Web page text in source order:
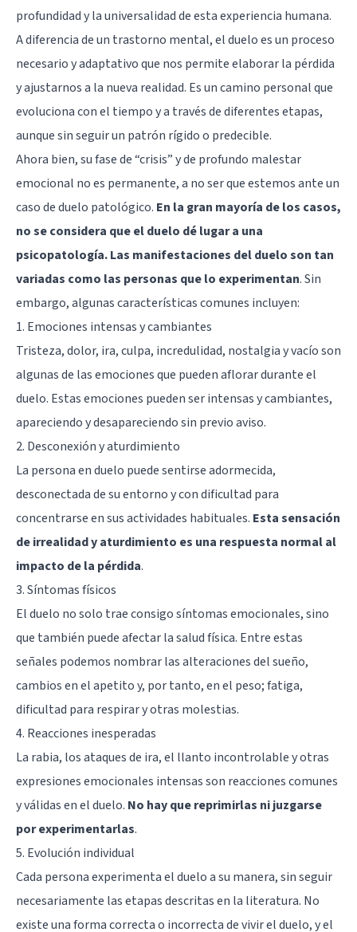
profundidad y la universalidad de esta experiencia humana.
A diferencia de un trastorno mental, el duelo es un proceso
necesario y adaptativo que nos permite elaborar la pérdida
y ajustarnos a la nueva realidad. Es un camino personal que
evoluciona con el tiempo y a través de diferentes etapas,
aunque sin seguir un patrón rígido o predecible.
Ahora bien, su fase de “crisis” y de profundo malestar
emocional no es permanente, a no ser que estemos ante un
caso de duelo patológico. En la gran mayoría de los casos,
no se considera que el duelo dé lugar a una
psicopatología. Las manifestaciones del duelo son tan
variadas como las personas que lo experimentan. Sin
embargo, algunas características comunes incluyen:
1. Emociones intensas y cambiantes
Tristeza, dolor, ira, culpa, incredulidad, nostalgia y vacío son
algunas de las emociones que pueden aflorar durante el
duelo. Estas emociones pueden ser intensas y cambiantes,
apareciendo y desapareciendo sin previo aviso.
2. Desconexión y aturdimiento
La persona en duelo puede sentirse adormecida,
desconectada de su entorno y con dificultad para
concentrarse en sus actividades habituales. Esta sensación
de irrealidad y aturdimiento es una respuesta normal al
impacto de la pérdida.
3. Síntomas físicos
El duelo no solo trae consigo síntomas emocionales, sino
que también puede afectar la salud física. Entre estas
señales podemos nombrar las alteraciones del sueño,
cambios en el apetito y, por tanto, en el peso; fatiga,
dificultad para respirar y otras molestias.
4. Reacciones inesperadas
La rabia, los ataques de ira, el llanto incontrolable y otras
expresiones emocionales intensas son reacciones comunes
y válidas en el duelo. No hay que reprimirlas ni juzgarse
por experimentarlas.
5. Evolución individual
Cada persona experimenta el duelo a su manera, sin seguir
necesariamente las etapas descritas en la literatura. No
existe una forma correcta o incorrecta de vivir el duelo, y el